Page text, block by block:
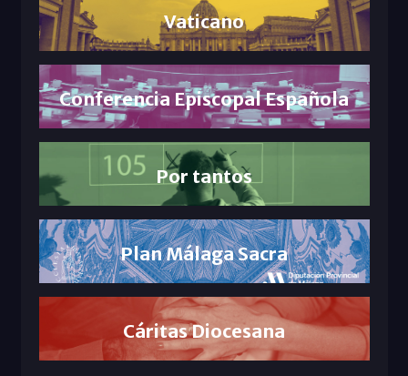
Vaticano
Conferencia Episcopal Española
Por tantos
Plan Málaga Sacra
Cáritas Diocesana